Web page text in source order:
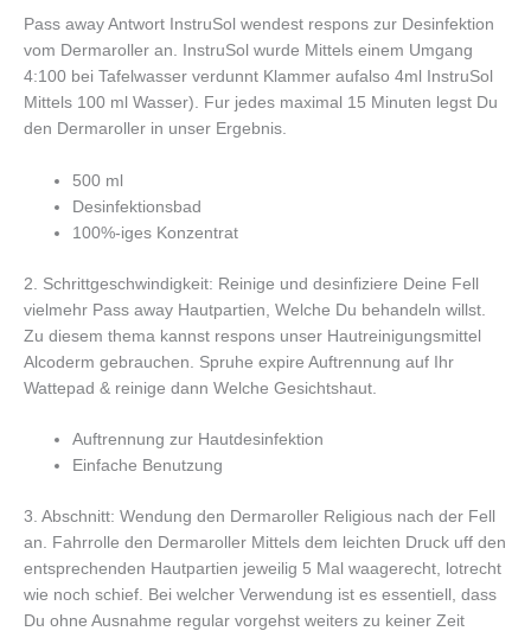
Pass away Antwort InstruSol wendest respons zur Desinfektion
vom Dermaroller an. InstruSol wurde Mittels einem Umgang
4:100 bei Tafelwasser verdunnt Klammer aufalso 4ml InstruSol
Mittels 100 ml Wasser). Fur jedes maximal 15 Minuten legst Du
den Dermaroller in unser Ergebnis.
500 ml
Desinfektionsbad
100%-iges Konzentrat
2. Schrittgeschwindigkeit: Reinige und desinfiziere Deine Fell
vielmehr Pass away Hautpartien, Welche Du behandeln willst.
Zu diesem thema kannst respons unser Hautreinigungsmittel
Alcoderm gebrauchen. Spruhe expire Auftrennung auf Ihr
Wattepad & reinige dann Welche Gesichtshaut.
Auftrennung zur Hautdesinfektion
Einfache Benutzung
3. Abschnitt: Wendung den Dermaroller Religious nach der Fell
an. Fahrrolle den Dermaroller Mittels dem leichten Druck uff den
entsprechenden Hautpartien jeweilig 5 Mal waagerecht, lotrecht
wie noch schief. Bei welcher Verwendung ist es essentiell, dass
Du ohne Ausnahme regular vorgehst weiters zu keiner Zeit